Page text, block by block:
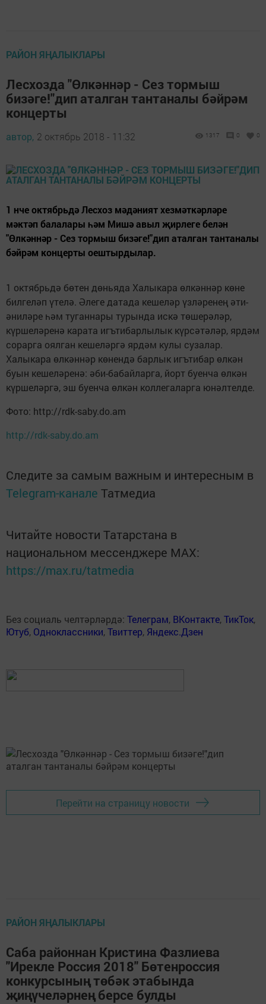
РАЙОН ЯҢАЛЫКЛАРЫ
Лесхозда "Өлкәннәр - Сез тормыш
бизәге!"дип аталган тантаналы бәйрәм
концерты
автор, 2 октябрь 2018 - 11:32 1317 0 0
1 нче октябрьдә Лесхоз мәдәният хезмәткәрләре
мәктәп балалары һәм Мишә авыл җирлеге белән
"Өлкәннәр - Сез тормыш бизәге!"дип аталган тантаналы
бәйрәм концерты оештырдылар.
1 октябрьдә бөтен дөньяда Халыкара өлкәннәр көне
билгеләп үтелә. Әлеге датада кешеләр үзләренең әти-
әниләре һәм туганнары турында искә төшерәләр,
күршеләренә карата игътибарлылык күрсәтәләр, ярдәм
сорарга оялган кешеләргә ярдәм кулы сузалар.
Халыкара өлкәннәр көнендә барлык игътибар өлкән
буын кешеләренә: әби-бабайларга, йорт буенча өлкән
күршеләргә, эш буенча өлкән коллегаларга юнәлтелде.
Фото: http://rdk-saby.do.am
http://rdk-saby.do.am
Следите за самым важным и интересным в
Telegram-канале Татмедиа
Читайте новости Татарстана в
национальном мессенджере MАХ:
https://max.ru/tatmedia
Без социаль челтәрләрдә: Телеграм, ВКонтакте,ТикТок,
Ютуб, Одноклассники,Твиттер, Яндекс.Дзен
Перейти на страницу новости
РАЙОН ЯҢАЛЫКЛАРЫ
Саба районнан Кристина Фазлиева
"Ирекле Россия 2018" Бөтенроссия
конкурсының төбәк этабында
җиңүчеләрнең берсе булды